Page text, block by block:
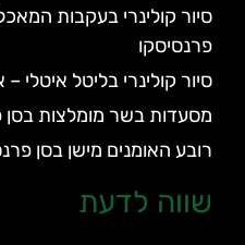
סיור קולינרי בעקבות
פרנסיסקו
סיור קולינרי בליטל איטלי
מסעדות בשר מומלצות בסן
רובע האומנים מישן בסן
שווה לדעת